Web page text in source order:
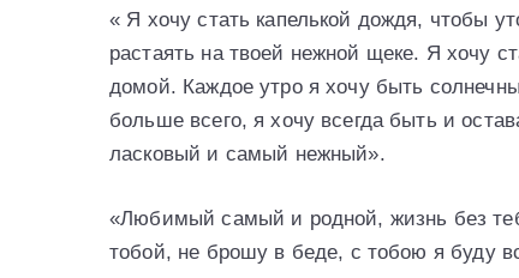
« Я хочу стать капелькой дождя, чтобы
растаять на твоей нежной щеке. Я хочу
домой. Каждое утро я хочу быть
больше всего, я хочу всегда быть и
ласковый и самый нежный».
«Любимый самый и родной, жизнь без
тобой, не брошу в беде, c тобою я буду